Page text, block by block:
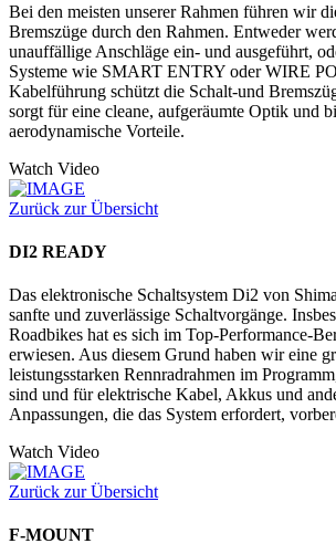
Bei den meisten unserer Rahmen führen wir
Bremszüge durch den Rahmen. Entweder
unauffällige Anschläge ein- und ausgeführt,
Systeme wie SMART ENTRY oder WIRE
Kabelführung schützt die Schalt-und
sorgt für eine cleane, aufgeräumte Optik und
aerodynamische Vorteile.
Watch Video
Zurück zur Übersicht
DI2 READY
Das elektronische Schaltsystem Di2 von
sanfte und zuverlässige Schaltvorgänge.
Roadbikes hat es sich im Top-Performance-
erwiesen. Aus diesem Grund haben wir eine
leistungsstarken Rennradrahmen im
sind und für elektrische Kabel, Akkus und
Anpassungen, die das System erfordert,
Watch Video
Zurück zur Übersicht
F-MOUNT